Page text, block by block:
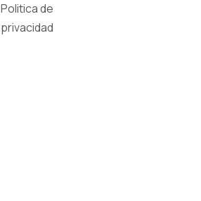
Politica de
privacidad